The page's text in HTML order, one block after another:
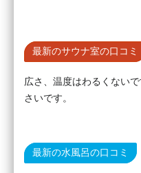
最新のサウナ室の口コミ
広さ、温度はわるくない
さいです。
最新の水風呂の口コミ